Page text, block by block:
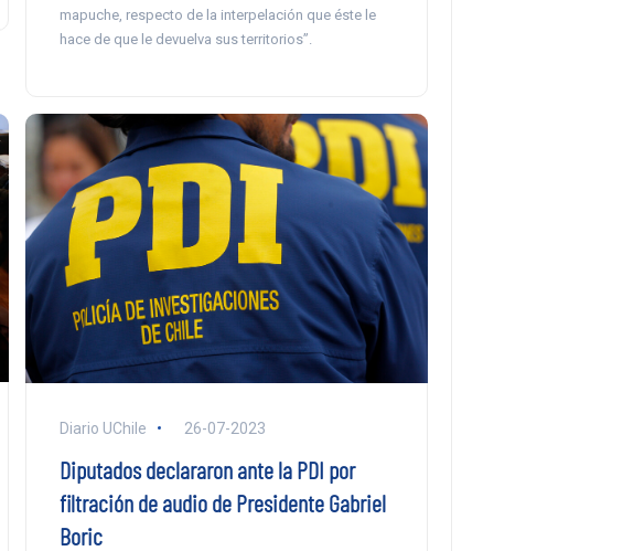
mapuche, respecto de la interpelación que éste le
hace de que le devuelva sus territorios”.
Diario UChile 26-07-2023
Diputados declararon ante la PDI por
filtración de audio de Presidente Gabriel
Boric